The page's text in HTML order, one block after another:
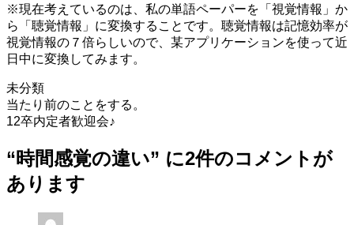
※現在考えているのは、私の単語ペーパーを「視覚情報」か
ら「聴覚情報」に変換することです。聴覚情報は記憶効率が
視覚情報の７倍らしいので、某アプリケーションを使って近
日中に変換してみます。
未分類
投
ナ
ビ
当たり前のことをする。
12卒内定者歓迎会♪
“時間感覚の違い” に2件のコメントが
あります